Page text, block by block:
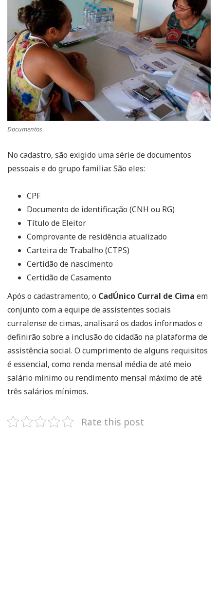
Documentos
No cadastro, são exigido uma série de documentos
pessoais e do grupo familiar. São eles:
CPF
Documento de identificação (CNH ou RG)
Título de Eleitor
Comprovante de residência atualizado
Carteira de Trabalho (CTPS)
Certidão de nascimento
Certidão de Casamento
Após o cadastramento, o CadÚnico Curral de Cima em
conjunto com a equipe de assistentes sociais
curralense de cimas, analisará os dados informados e
definirão sobre a inclusão do cidadão na plataforma de
assistência social. O cumprimento de alguns requisitos
é essencial, como renda mensal média de até meio
salário mínimo ou rendimento mensal máximo de até
três salários mínimos.
Rate this post